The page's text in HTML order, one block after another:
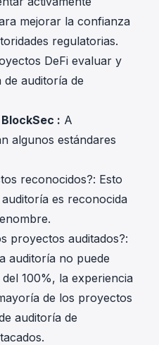
mejorar la confianza
regulatorias.
DeFi evaluar y
auditoría de
: A
algunos estándares
reconocidos?: Esto
es reconocida
proyectos auditados?:
auditoría no puede
100%, la experiencia
de los proyectos
auditoría de